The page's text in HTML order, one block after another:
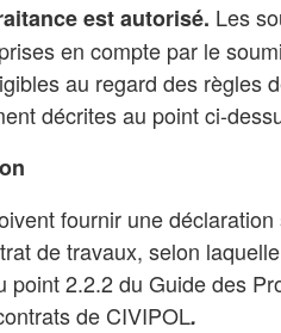
est autorisé. Les
en compte par le
au regard des règles
décrites au point ci-
fournir une
de travaux, selon
point 2.2.2 du Guide des
de CIVIPOL.